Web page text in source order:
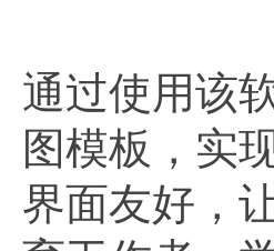
通过使用该
图模板，实
界面友好，